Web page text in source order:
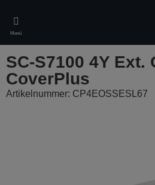
main
content
Menü
SC-S7100 4Y Ext.
CoverPlus
Artikelnummer: CP4EOSSESL67